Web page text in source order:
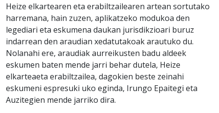
Heize elkartearen eta erabiltzailearen artean sortutako
harremana, hain zuzen, aplikatzeko modukoa den
legediari eta eskumena daukan jurisdikzioari buruz
indarrean den araudian xedatutakoak arautuko du.
Nolanahi ere, araudiak aurreikusten badu aldeek
eskumen baten mende jarri behar dutela, Heize
elkarteaeta erabiltzailea, dagokien beste zeinahi
eskumeni espresuki uko eginda, Irungo Epaitegi eta
Auzitegien mende jarriko dira.